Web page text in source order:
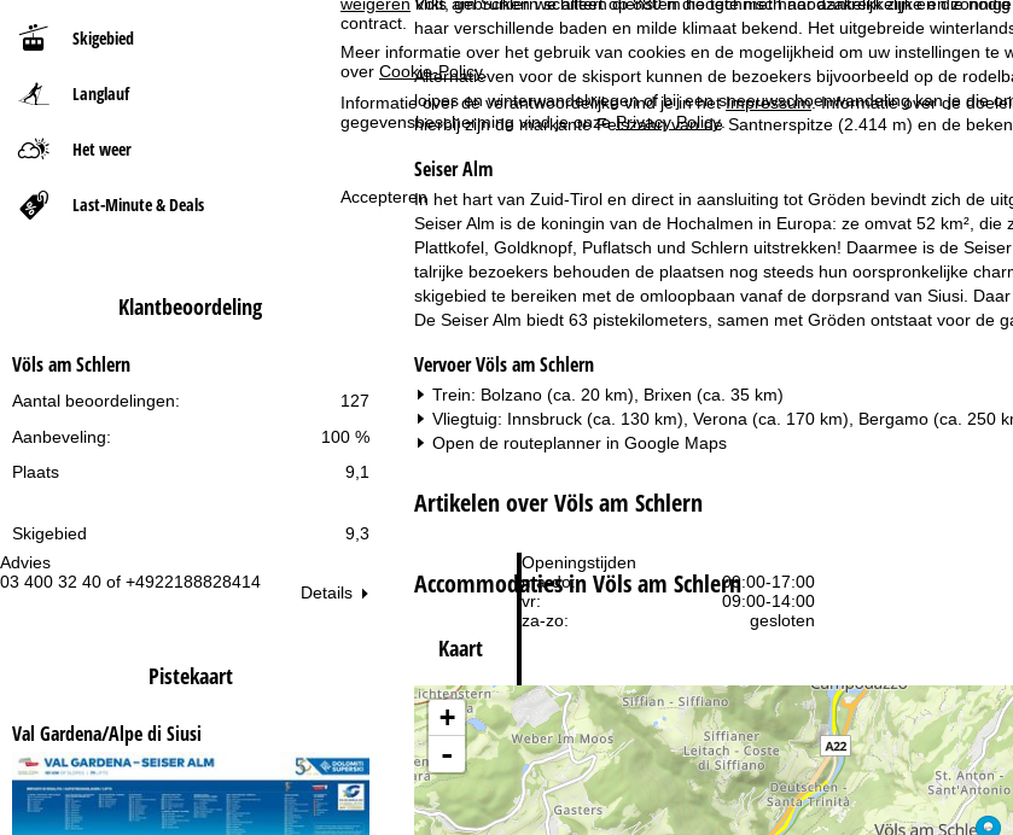
contract.
Meer informatie over het gebruik van cookies en de mogelijkheid om uw instellingen te
over Cookie-Policy.
Informatie over de verantwoordelijke vind je in hetImpressum. Informatie over de
gegevensbescherming vind je onzePrivacy Policy.
Accepteren
Advies
03 400 32 40 of +4922188828414
Openingstijden
ma-do:
09:00-17:00
vr:
09:00-14:00
za-zo:
gesloten
Naar contactpagina
Advies
Skigebied
Langlauf
Het weer
Last-Minute & Deals
Klantbeoordeling
Völs am Schlern
127
Aantal beoordelingen:
100 %
Aanbeveling:
Plaats
9,1
Skigebied 9,3
Details
Pistekaart
Val Gardena/Alpe di Siusi
t
g
i
n
haar verschillende baden en milde klimaat bekend. Het uitgebreide
Alternatieven voor de skisport kunnen de bezoekers bijvoorbeeld op de
loipes en winterwandelwegen of bij een sneeuwschoenwandeling kan je die
hierbij zijn de markante Felszahn van de Santnerspitze (2.414 m) en de
Seiser Alm
In het hart van Zuid-Tirol en direct in aansluiting tot Gröden bevindt zich de
Seiser Alm is de koningin van de Hochalmen in Europa: ze omvat 52 km²,
Plattkofel, Goldknopf, Puflatsch und Schlern uitstrekken! Daarmee is de
talrijke bezoekers behouden de plaatsen nog steeds hun oorspronkelijke
skigebied te bereiken met de omloopbaan vanaf de dorpsrand van Siusi.
De Seiser Alm biedt 63 pistekilometers, samen met Gröden ontstaat voor de
Vervoer Völs am Schlern
Trein: Bolzano (ca. 20 km), Brixen (ca. 35 km)
Vliegtuig: Innsbruck (ca. 130 km), Verona (ca. 170 km), Bergamo (ca. 250
Open de routeplanner in Google Maps
Artikelen over Völs am Schlern
Accommodaties in Völs am Schlern
Kaart
+
-